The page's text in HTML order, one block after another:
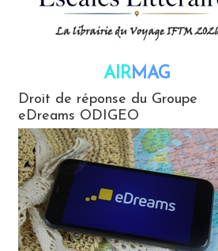
AIRMAG
Droit de réponse du Groupe
eDreams ODIGEO